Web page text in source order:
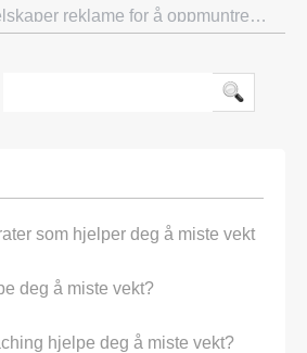
reklame for å oppmuntre
som hjelper deg å miste vekt
deg å miste vekt?
hjelpe deg å miste vekt?